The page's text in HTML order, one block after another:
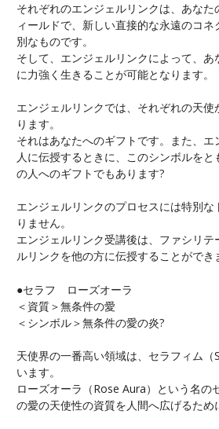
それぞれのエンジェルリンクは、あなた
ィールドで、新しい直接的な永遠のコ
別なものです。
そして、エンジェルリンクによって、あ
に力強く生きることが可能となります。
エンジェルリンクでは、それぞれの天使
ります。
それはあなたへのギフトです。また、
人に伝授するときに、このシンボルを
の人へのギフトでもあります?
エンジェルリンクのプロセスには特別な
りません。
エンジェルリンク受講後は、ファシリテ
ルリンクを他の方に伝授することがで
●セラフ ローズオーラ
＜資質＞無条件の愛
＜シンボル＞無条件の愛の炎?
天使界の一番高い領域は、セラフィム
います。
ローズオーラ（Rose Aura）という名の
の愛の天使性の資質を人間へ広げるため